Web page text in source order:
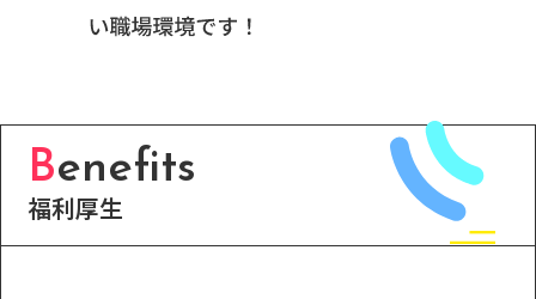
Benefits
福利厚生